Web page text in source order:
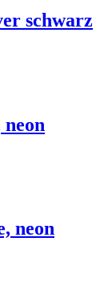
schwarz
neon